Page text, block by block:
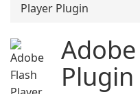
Player Plugin